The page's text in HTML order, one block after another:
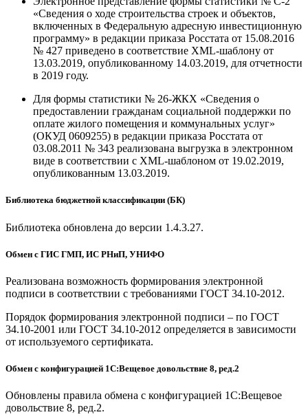
«Сведения о ходе строительства строек и объектов,
включенных в Федеральную адресную инвестиционную
программу» в редакции приказа Росстата от 15.08.2016
№ 427 приведено в соответствие XML-шаблону от
13.03.2019, опубликованному 14.03.2019, для отчетности
в 2019 году.
Для формы статистики № 26-ЖКХ «Сведения о
предоставлении гражданам социальной поддержки по
оплате жилого помещения и коммунальных услуг»
(ОКУД 0609255) в редакции приказа Росстата от
03.08.2011 № 343 реализована выгрузка в электронном
виде в соответствии с XML-шаблоном от 19.02.2019,
опубликованным 13.03.2019.
Библиотека бюджетной классификации (БК)
Библиотека обновлена до версии 1.4.3.27.
Обмен с ГИС ГМП, ИС РНиП, УНИФО
Реализована возможность формирования электронной
подписи в соответствии с требованиями ГОСТ 34.10-2012.
Порядок формирования электронной подписи – по ГОСТ
34.10-2001 или ГОСТ 34.10-2012 определяется в зависимости
от используемого сертификата.
Обмен с конфигурацией 1С:Вещевое довольствие 8, ред.2
Обновлены правила обмена с конфигурацией 1С:Вещевое
довольствие 8, ред.2.